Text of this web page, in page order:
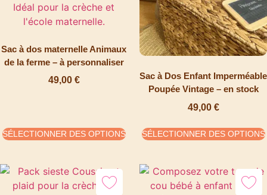
Sac à dos maternelle Animaux
de la ferme – à personnaliser
49,00 €
SÉLECTIONNER DES OPTIONS
Sac à Dos Enfant Imperméable
Poupée Vintage – en stock
49,00 €
SÉLECTIONNER DES OPTIONS